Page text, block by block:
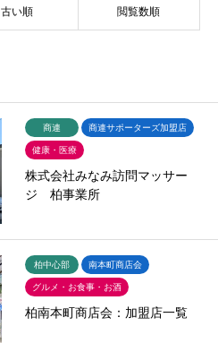
古い順 閲覧数順
商連 商連サポーターズ加盟店
健康・医療
株式会社みなみ訪問マッサー
ジ 柏事業所
柏中心部 南本町商店会
グルメ・お食事・お酒
柏南本町商店会：加盟店一覧